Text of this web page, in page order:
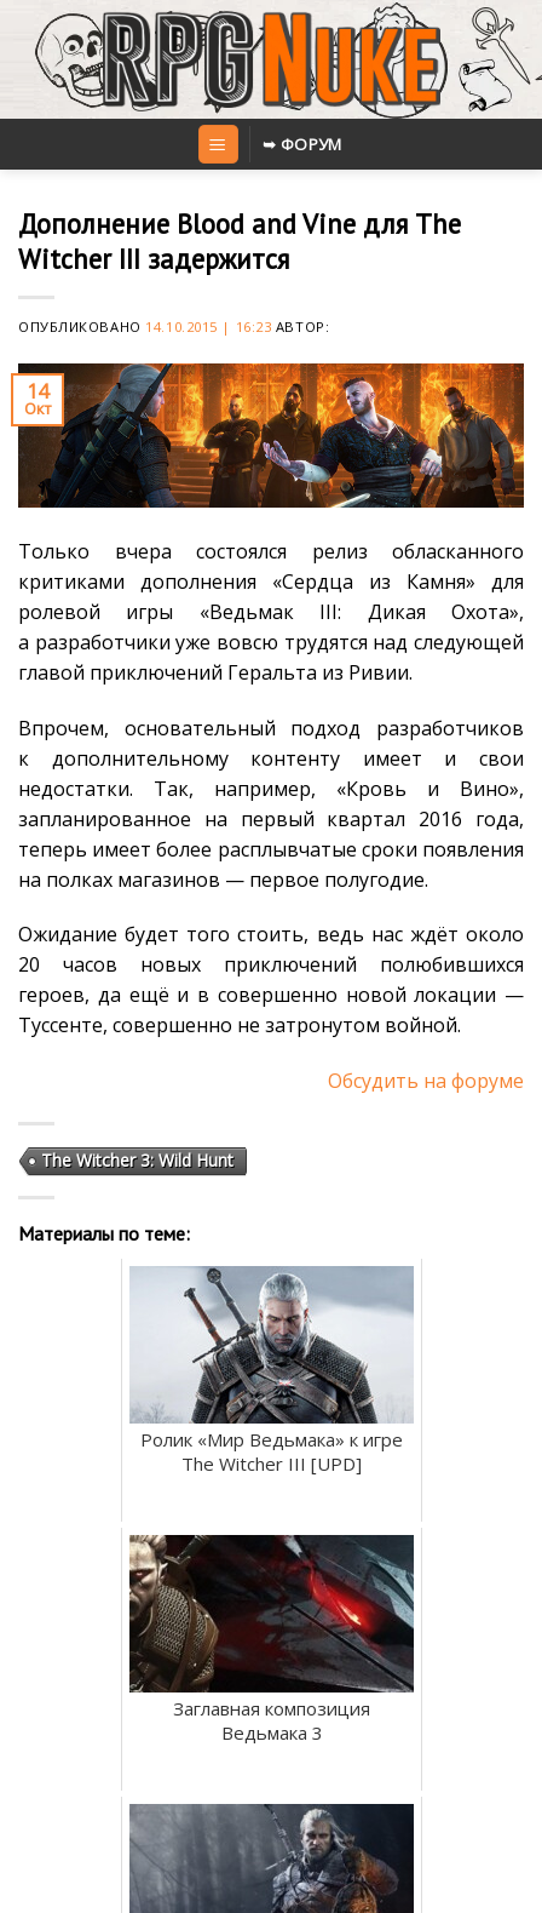
content
➥ ФОРУМ
Дополнение Blood and Vine для The
Witcher III задержится
ОПУБЛИКОВАНО 14.10.2015 | 16:23 АВТОР:
14
Окт
Только вчера состоялся релиз обласканного
критиками дополнения «Сердца из Камня» для
ролевой игры «Ведьмак III: Дикая Охота»,
а разработчики уже вовсю трудятся над следующей
главой приключений Геральта из Ривии.
Впрочем, основательный подход разработчиков
к дополнительному контенту имеет и свои
недостатки. Так, например, «Кровь и Вино»,
запланированное на первый квартал 2016 года,
теперь имеет более расплывчатые сроки появления
на полках магазинов — первое полугодие.
Ожидание будет того стоить, ведь нас ждёт около
20 часов новых приключений полюбившихся
героев, да ещё и в совершенно новой локации —
Туссенте, совершенно не затронутом войной.
Обсудить на форуме
The Witcher 3: Wild Hunt
Материалы по теме:
Ролик «Мир Ведьмака» к игре
The Witcher III [UPD]
Заглавная композиция
Ведьмака 3